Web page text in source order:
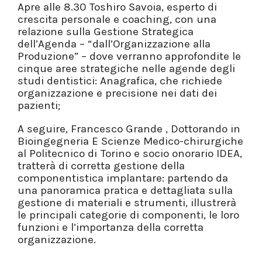
Apre alle 8.30 Toshiro Savoia, esperto di
crescita personale e coaching, con una
relazione sulla Gestione Strategica
dell’Agenda – “dall’Organizzazione alla
Produzione” – dove verranno approfondite le
cinque aree strategiche nelle agende degli
studi dentistici: Anagrafica, che richiede
organizzazione e precisione nei dati dei
pazienti;
A seguire, Francesco Grande , Dottorando in
Bioingegneria E Scienze Medico-chirurgiche
al Politecnico di Torino e socio onorario IDEA,
tratterà di corretta gestione della
componentistica implantare: partendo da
una panoramica pratica e dettagliata sulla
gestione di materiali e strumenti, illustrerà
le principali categorie di componenti, le loro
funzioni e l’importanza della corretta
organizzazione.